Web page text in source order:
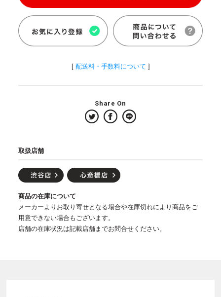
[ 配送料・手数料について ]
Share On
取扱店舗
商品の在庫について
メーカーよりお取り寄せとなる場合や在庫切れにより商品をご
用意できない場合もございます。
店舗の在庫状況は記載店舗までお問合せください。